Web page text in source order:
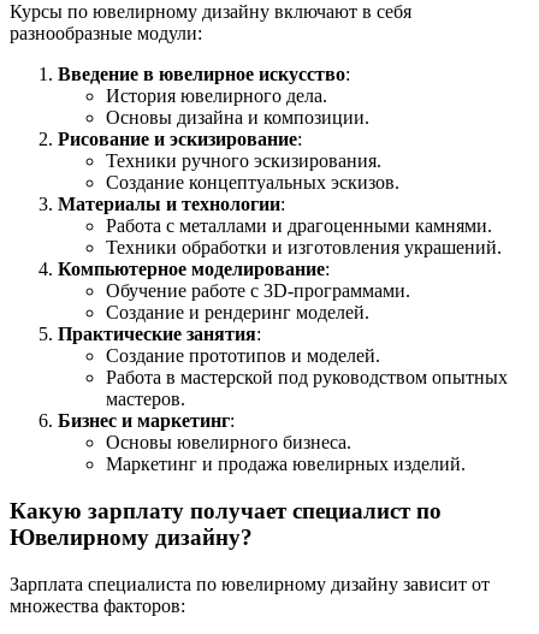
Курсы по ювелирному дизайну включают в себя
разнообразные модули:
Введение в ювелирное искусство:
История ювелирного дела.
Основы дизайна и композиции.
Рисование и эскизирование:
Техники ручного эскизирования.
Создание концептуальных эскизов.
Материалы и технологии:
Работа с металлами и драгоценными камнями.
Техники обработки и изготовления украшений.
Компьютерное моделирование:
Обучение работе с 3D-программами.
Создание и рендеринг моделей.
Практические занятия:
Создание прототипов и моделей.
Работа в мастерской под руководством опытных
мастеров.
Бизнес и маркетинг:
Основы ювелирного бизнеса.
Маркетинг и продажа ювелирных изделий.
Какую зарплату получает специалист по
Ювелирному дизайну?
Зарплата специалиста по ювелирному дизайну зависит от
множества факторов: